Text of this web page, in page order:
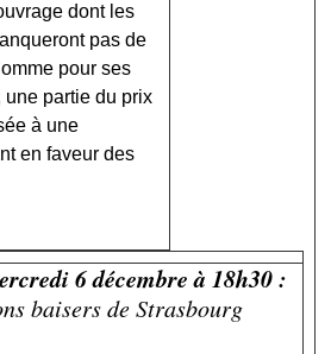
dont les
pas de
pour ses
partie du prix
à une
en faveur des
6 décembre à 18h30 :
baisers de Strasbourg